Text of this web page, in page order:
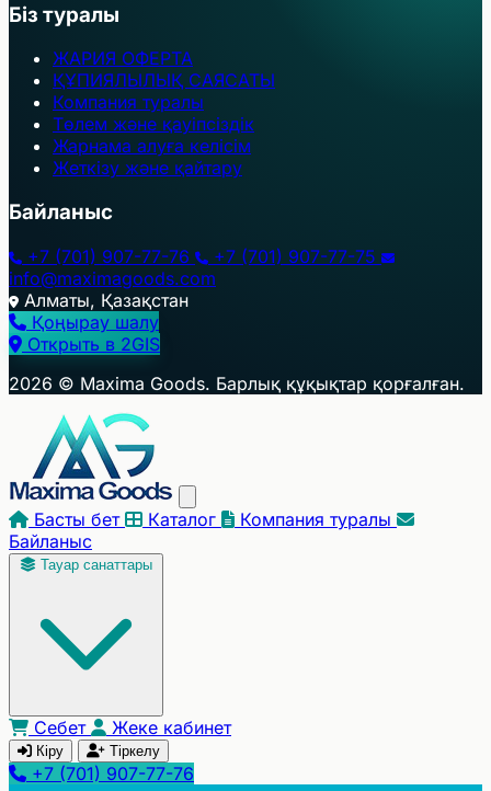
Біз туралы
ЖАРИЯ ОФЕРТА
ҚҰПИЯЛЫЛЫҚ САЯСАТЫ
Компания туралы
Төлем және қауіпсіздік
Жарнама алуға келісім
Жеткізу және қайтару
Байланыс
+7 (701) 907-77-76
+7 (701) 907-77-75
info@maximagoods.com
Алматы, Қазақстан
Қоңырау шалу
+
−
Открыть в 2GIS
2026 © Maxima Goods. Барлық құқықтар қорғалған.
Басты бет Каталог
Компания туралы
Байланыс
Тауар санаттары
Себет Жеке кабинет
Кіру Тіркелу
+7 (701) 907-77-76